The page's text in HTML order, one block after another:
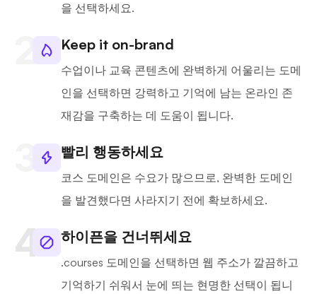
을 선택하세요.
Keep it on-brand
수업이나 교육 콘텐츠에 완벽하게 어울리는 도메
인을 선택하면 강력하고 기억에 남는 온라인 존
재감을 구축하는 데 도움이 됩니다.
빨리 행동하세요
코스 도메인은 수요가 많으므로, 완벽한 도메인
을 발견했다면 사라지기 전에 확보하세요.
하이픈을 건너뛰세요
.courses 도메인을 선택하면 웹 주소가 깔끔하고
기억하기 쉬워서 눈에 띄는 현명한 선택이 됩니